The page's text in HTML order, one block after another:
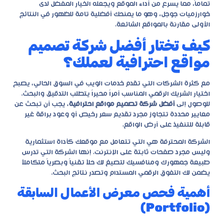
تماماً، مما يسرع من أداء الموقع ويجعله الخيار المفضل لدى
خوارزميات جوجل، وهو ما يمنحك أفضلية تامة للظهور في النتائج
الأولى مقارنة بالمواقع الشائعة.
كيف تختار أفضل شركة تصميم
مواقع احترافية لعملك؟
مع كثرة الشركات التي تقدم خدمات الويب في السوق الحالي، يصبح
اختيار الشريك الرقمي المناسب أمراً محيراً يتطلب التدقيق والبحث.
للوصول إلى أفضل شركة تصميم مواقع احترافية، يجب أن تبحث عن
معايير محددة تتجاوز مجرد تقديم سعر رخيص أو وعود براقة غير
قابلة للتنفيذ على أرض الواقع.
الشركة المحترفة هي التي تتعامل مع موقعك كأداة استثمارية
وليس مجرد صفحات ثابتة على الإنترنت. إنها الشركة التي تدرس
طبيعة جمهورك ومنافسيك لتصيغ لك حلاً تقنياً وبصرياً متكاملاً
يضمن لك التفوق الرقمي المستدام وتصدر نتائج البحث.
أهمية فحص معرض الأعمال السابقة
(Portfolio)